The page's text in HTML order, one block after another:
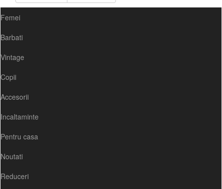
Femei
Barbati
Vintage
Copii
Accesorii
Incaltaminte
Pentru casa
Noutati
Reduceri